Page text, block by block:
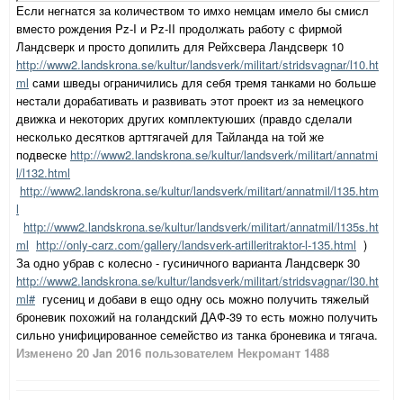
Если негнатся за количеством то имхо немцам имело бы смисл
вместо рождения Pz-I и Pz-II продолжать работу с фирмой
Ландсверк и просто допилить для Рейхсвера Ландсверк 10
http://www2.landskrona.se/kultur/landsverk/militart/stridsvagnar/l10.ht
ml сами шведы ограничились для себя тремя танками но больше
нестали дорабативать и развивать этот проект из за немецкого
движка и некоторих других комплектуюших (правдо сделали
несколько десятков арттягачей для Тайланда на той же
подвеске http://www2.landskrona.se/kultur/landsverk/militart/annatmi
l/l132.html
http://www2.landskrona.se/kultur/landsverk/militart/annatmil/l135.htm
l
http://www2.landskrona.se/kultur/landsverk/militart/annatmil/l135s.ht
ml http://only-carz.com/gallery/landsverk-artilleritraktor-l-135.html )
За одно убрав с колесно - гусиничного варианта Ландсверк 30
http://www2.landskrona.se/kultur/landsverk/militart/stridsvagnar/l30.ht
ml# гусениц и добави в ещо одну ось можно получить тяжелый
броневик похожий на голандский ДАФ-39 то есть можно получить
сильно унифицированное семейство из танка броневика и тягача.
Изменено 20 Jan 2016 пользователем Некромант 1488